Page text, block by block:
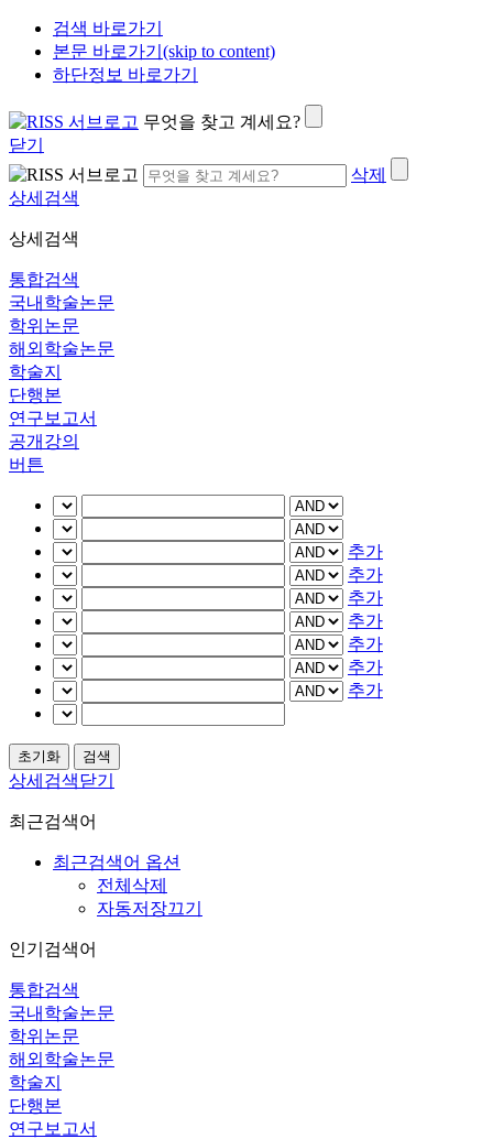
검색 바로가기
본문 바로가기(skip to content)
하단정보 바로가기
무엇을 찾고 계세요?
닫기
삭제
상세검색
상세검색
통합검색
국내학술논문
학위논문
해외학술논문
학술지
단행본
연구보고서
공개강의
버튼
추가
추가
추가
추가
추가
추가
추가
상세검색닫기
최근검색어
최근검색어 옵션
전체삭제
자동저장끄기
인기검색어
통합검색
국내학술논문
학위논문
해외학술논문
학술지
단행본
연구보고서